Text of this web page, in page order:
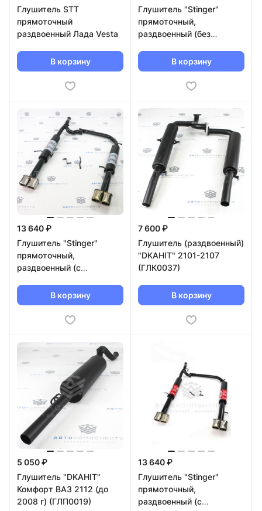
Глушитель STT
прямоточный
раздвоенный Лада Vesta
В корзину
Глушитель "Stinger"
прямоточный,
раздвоенный (без
В корзину
13 640 ₽
Глушитель "Stinger"
прямоточный,
раздвоенный (с
насадками) ВАЗ 21099
В корзину
7 600 ₽
Глушитель (раздвоенный)
"DKAHIT" 2101-2107
(ГЛК0037)
В корзину
5 050 ₽
Глушитель "DKAHIT"
Комфорт ВАЗ 2112 (до
2008 г) (ГЛП0019)
13 640 ₽
Глушитель "Stinger"
прямоточный,
раздвоенный (с